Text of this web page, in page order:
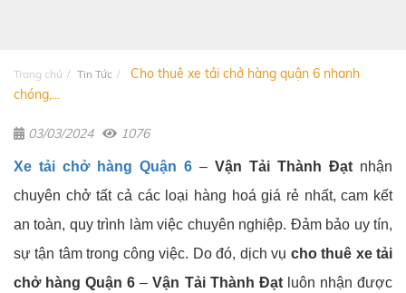
Trang chủ Tin Tức
Cho thuê xe tải chở hàng quận 6 nhanh
chóng,...
03/03/2024 1076
Xe tải chở hàng Quận 6 – Vận Tải Thành Đạt nhận
chuyên chở tất cả các loại hàng hoá giá rẻ nhất, cam kết
an toàn, quy trình làm việc chuyên nghiệp. Đảm bảo uy tín,
sự tận tâm trong công việc. Do đó, dịch vụ cho thuê xe tải
chở hàng Quận 6 –Vận Tải Thành Đạtluôn nhận được